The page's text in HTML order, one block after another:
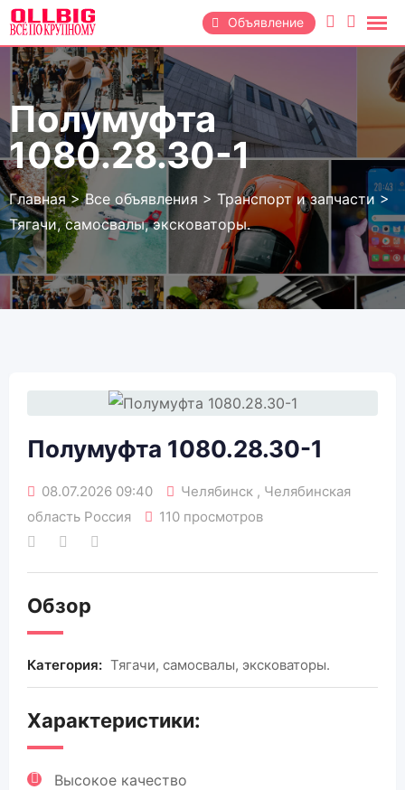
Перейти
содержанию
Объявление
Полумуфта
1080.28.30-1
Главная>Все объявления > Транспорт и запчасти >
Тягачи, самосвалы, эксковаторы.
Полумуфта 1080.28.30-1
08.07.2026 09:40
Челябинск , Челябинская
область Россия
110 просмотров
Обзор
Категория: Тягачи, самосвалы, эксковаторы.
Характеристики:
Высокое качество